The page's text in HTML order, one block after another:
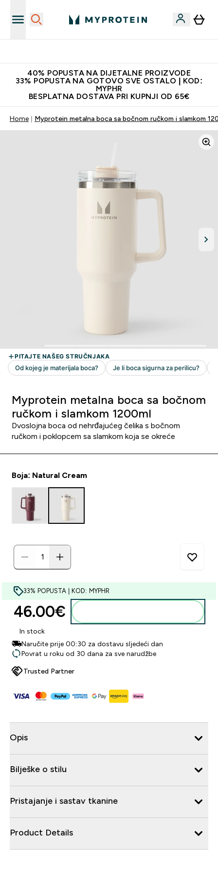
40% POPUSTA NA DIJETALNE PROIZVODE
33% POPUSTA NA GOTOVO SVE OSTALO | KOD:
MYPHR
BESPLATNA DOSTAVA PRI KUPNJI OD 65€
Home Myprotein metalna boca sa bočnom ručkom i slamkom
Myprotein metalna boca sa bočnom
ručkom i slamkom 1200ml
Dvoslojna boca od nehrđajućeg čelika s bočnom
ručkom i poklopcem sa slamkom koja se okreće
Boja: Natural Cream
33% POPUSTA | KOD: MYPHR
46.00€‎
In stock
Naručite prije 00:30 za dostavu sljedeći dan
Povrat u roku od 30 dana za sve narudžbe
Trusted Partner
Opis
Bilješke o stilu
Pristajanje i sastav tkanine
Product Details